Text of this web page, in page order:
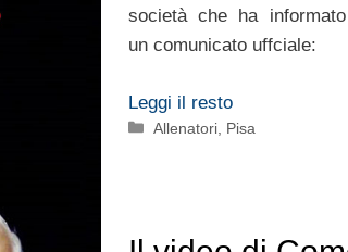
società che ha
un comunicato uffciale:
Leggi il resto
Categorie
Allenatori Pisa